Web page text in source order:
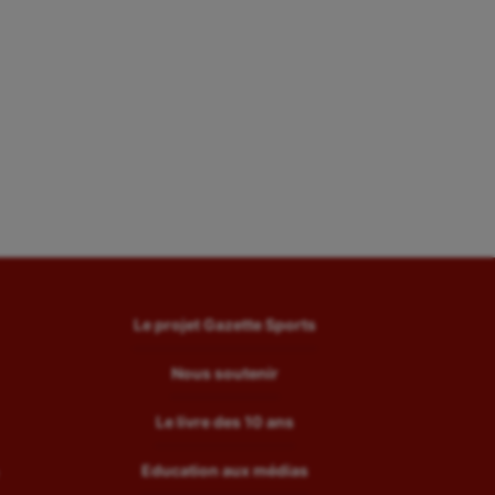
Le projet Gazette Sports
Nous soutenir
Le livre des 10 ans
Education aux médias